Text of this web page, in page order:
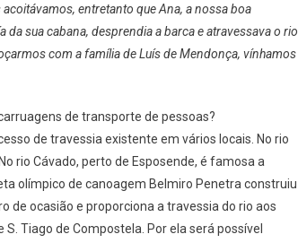
entretanto que Ana, a nossa boa
sua cabana, desprendia a barca e atravessava o rio
com a família de Luís de Mendonça, vínhamos
de transporte de pessoas?
de travessia existente em vários locais. No rio
rio Cávado, perto de Esposende, é famosa a
olímpico de canoagem Belmiro Penetra construiu
de ocasião e proporciona a travessia do rio aos
Tiago de Compostela. Por ela será possível